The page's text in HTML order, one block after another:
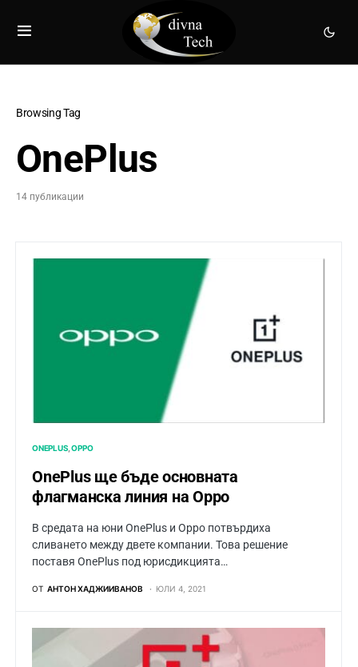
Browsing Tag
OnePlus
14 публикации
ONEPLUS OPPO
OnePlus ще бъде основната
флагманска линия на Oppo
В средата на юни OnePlus и Oppo потвърдиха
сливането между двете компании. Това решение
поставя OnePlus под юрисдикцията…
ОТ АНТОН ХАДЖИИВАНОВ ЮЛИ 4, 2021